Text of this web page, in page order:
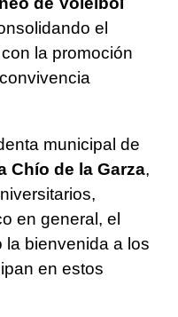
el
la promoción
municipal de
Chío de la Garza,
en general, el
la bienvenida a los
en estos